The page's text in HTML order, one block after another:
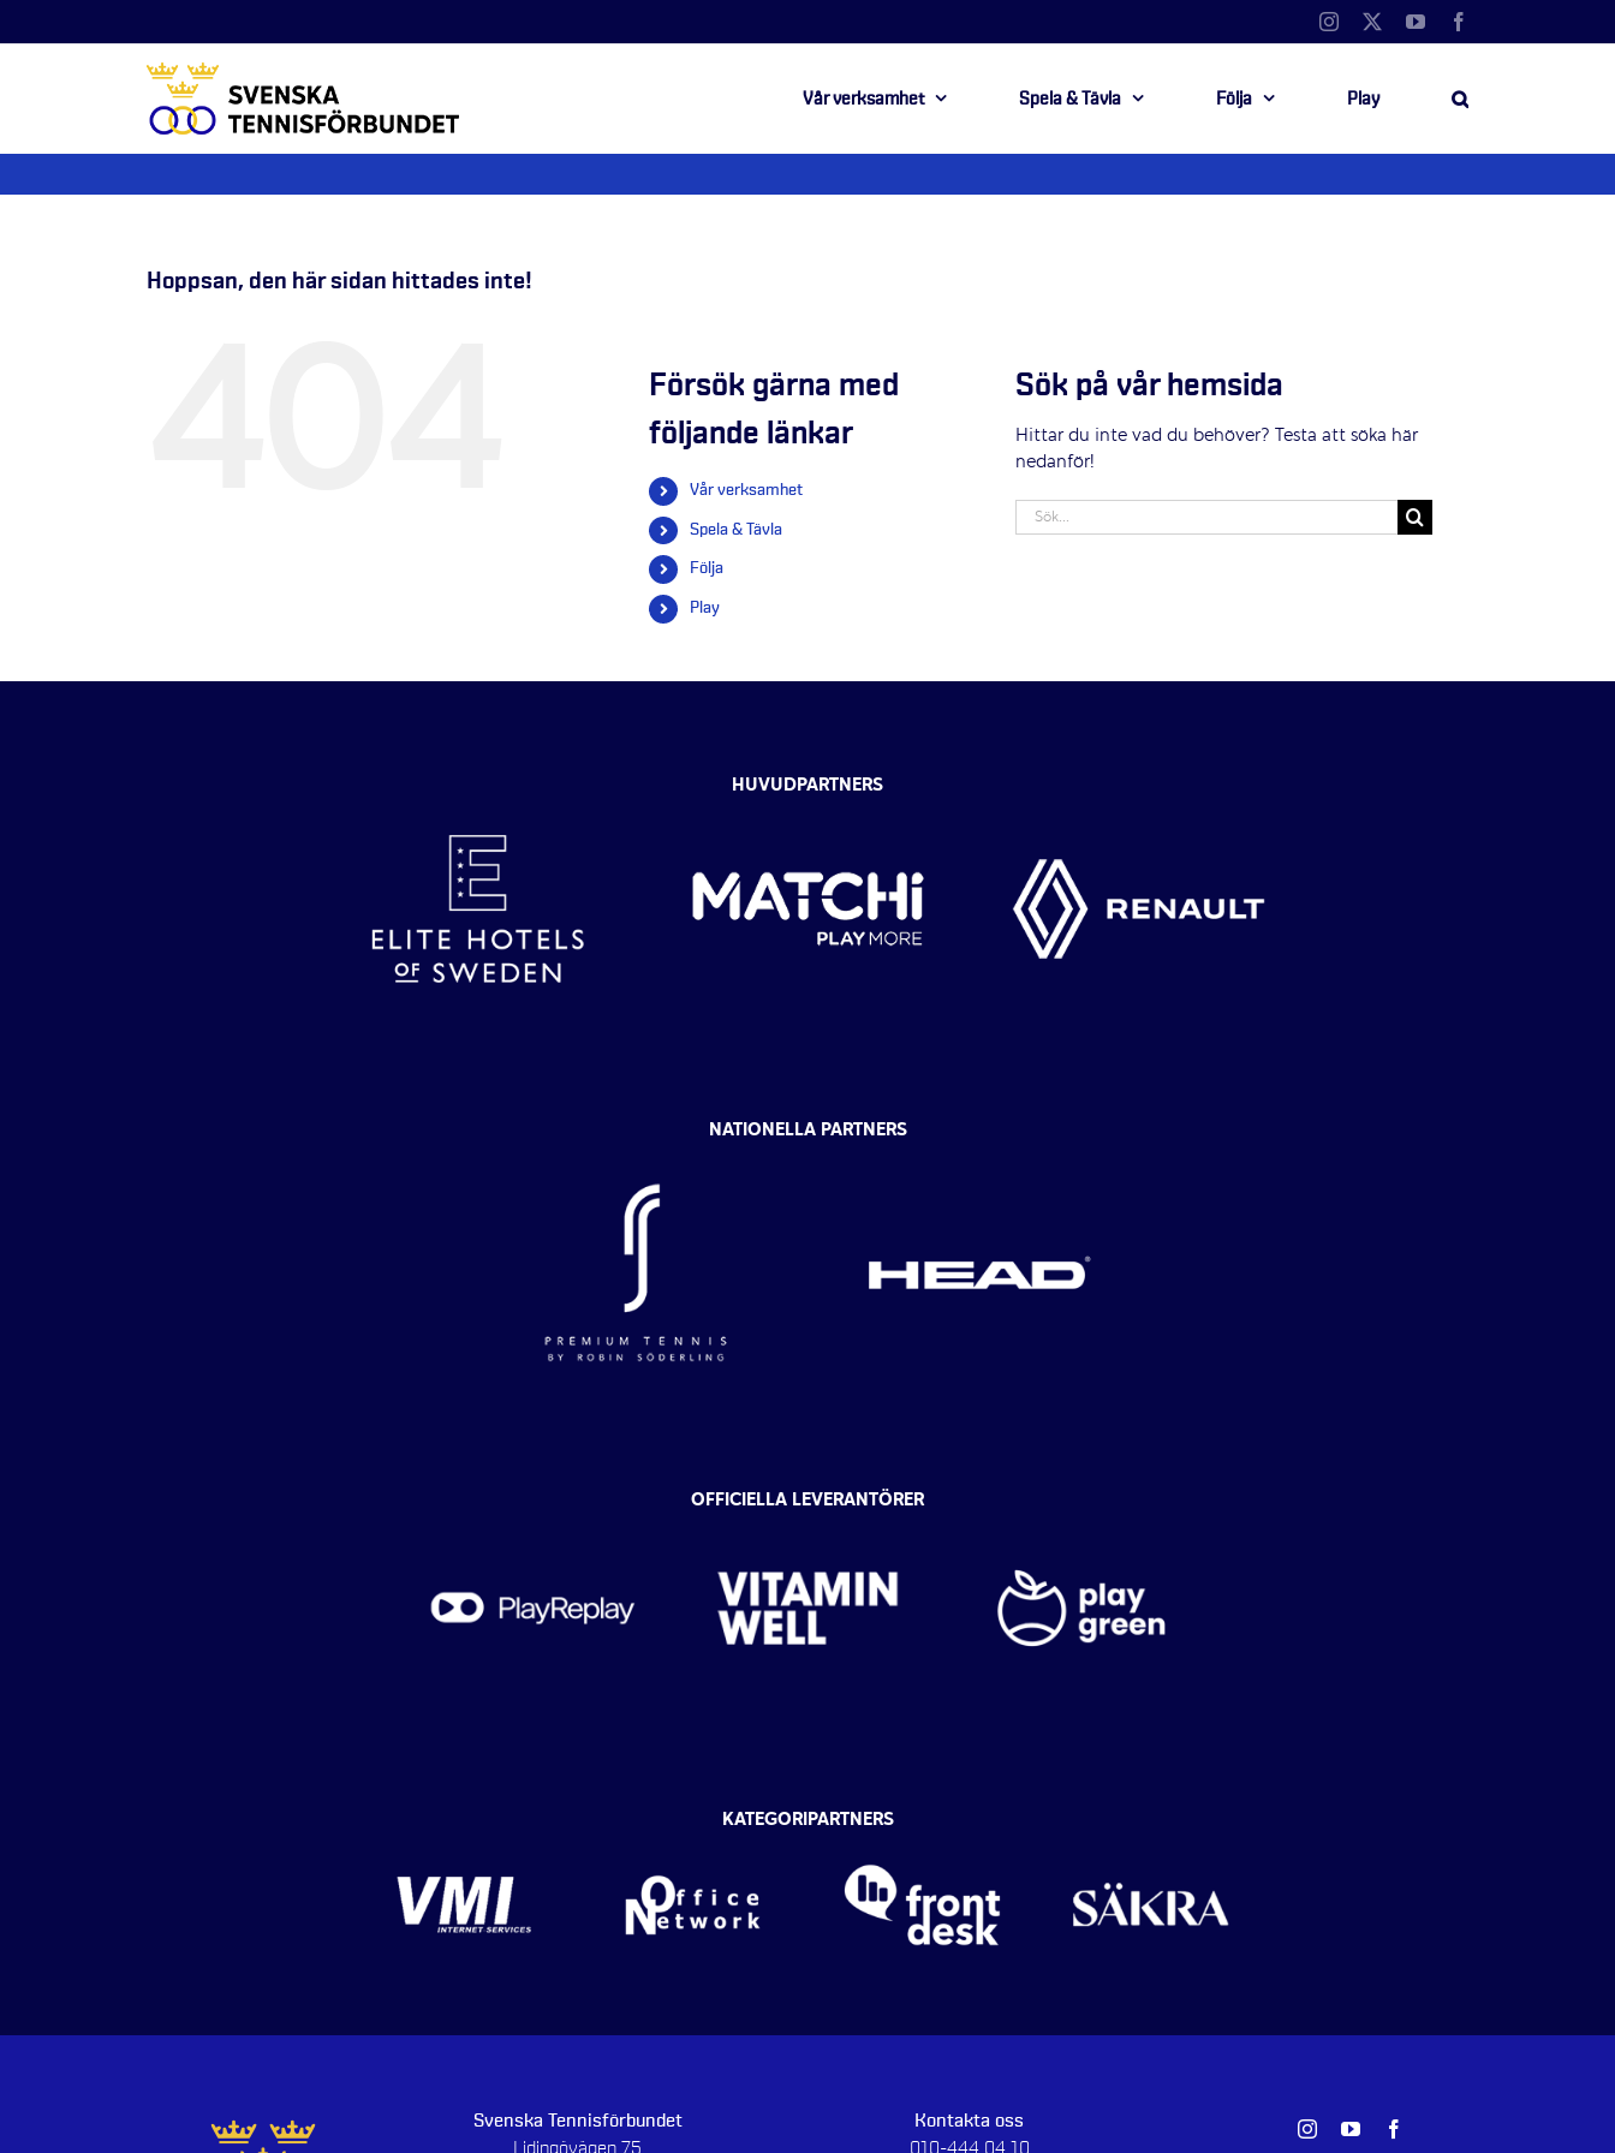
till
Instagram YouTube
Vår verksamhet Spela & Tävla Följa Play
Hoppsan, den här sidan hittades inte!
Försök gärna med
följande länkar
Vår verksamhet
Spela & Tävla
Följa
Play
Sök på vår hemsida
Hittar du inte vad du behöver? Testa att söka här
nedanför!
Sök
efter:
HUVUDPARTNERS
NATIONELLA PARTNERS
OFFICIELLA LEVERANTÖRER
KATEGORIPARTNERS
Svenska Tennisförbundet
Lidingövägen 75
Kontakta oss
010-444 04 10